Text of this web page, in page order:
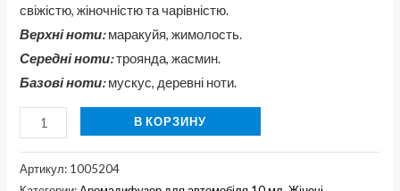
свіжістю, жіночністю та чарівністю.
Верхні ноти:маракуйя, жимолость.
Середні ноти:троянда, жасмин.
Базові ноти:мускус, деревні ноти.
В КОРЗИНУ
Артикул: 1005204